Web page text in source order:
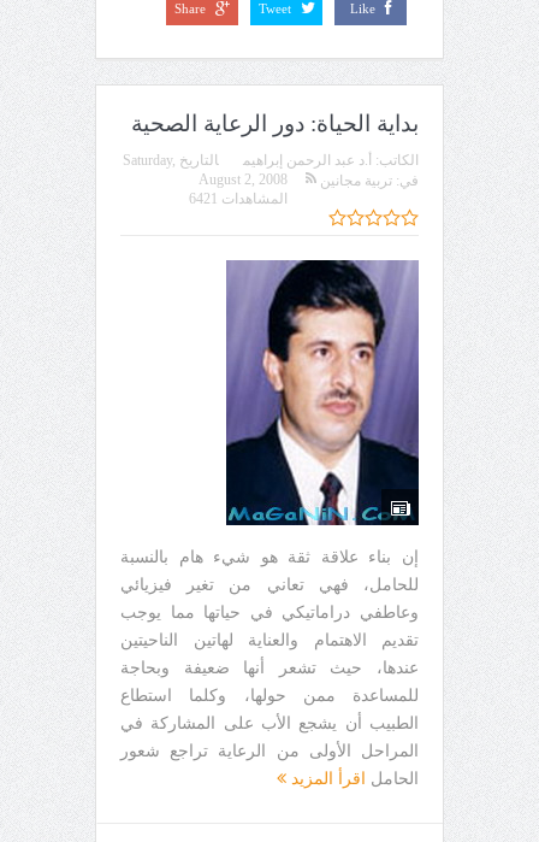
Like
Tweet
Share
بداية الحياة: دور الرعاية الصحية
الكاتب: أ.د عبد الرحمن إبراهيم التاريخ Saturday,
August 2, 2008
في: تربية مجانين
المشاهدات 6421
إن بناء علاقة ثقة هو شيء هام بالنسبة
للحامل، فهي تعاني من تغير فيزيائي
وعاطفي دراماتيكي في حياتها مما يوجب
تقديم الاهتمام والعناية لهاتين الناحيتين
عندها، حيث تشعر أنها ضعيفة وبحاجة
للمساعدة ممن حولها، وكلما استطاع
الطبيب أن يشجع الأب على المشاركة في
المراحل الأولى من الرعاية تراجع شعور
الحامل
اقرأ المزيد